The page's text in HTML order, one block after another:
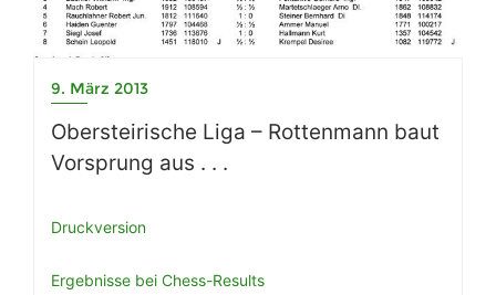
9. März 2013
Obersteirische Liga – Rottenmann baut
Vorsprung aus . . .
Druckversion
Ergebnisse bei Chess-Results